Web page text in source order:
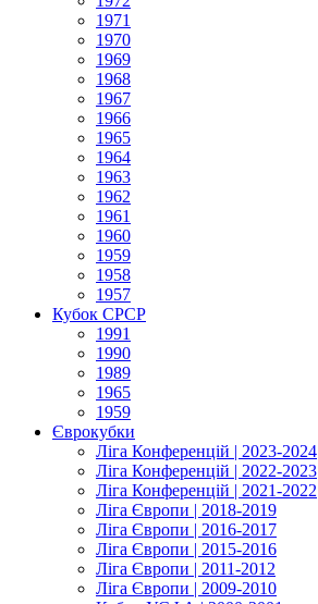
1971
1970
1969
1968
1967
1966
1965
1964
1963
1962
1961
1960
1959
1958
1957
Кубок СРСР
1991
1990
1989
1965
1959
Єврокубки
Ліга Конференцій | 2023-2024
Ліга Конференцій | 2022-2023
Ліга Конференцій | 2021-2022
Ліга Європи | 2018-2019
Ліга Європи | 2016-2017
Ліга Європи | 2015-2016
Ліга Європи | 2011-2012
Ліга Європи | 2009-2010